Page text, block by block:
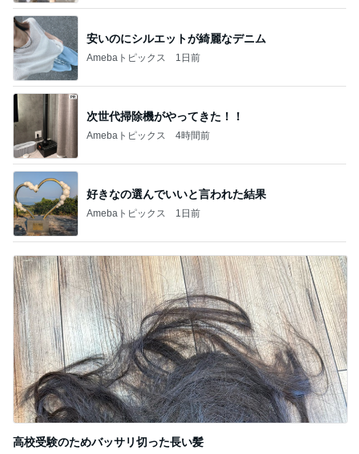
安いのにシルエットが綺麗なデニム
Amebaトピックス 1日前
次世代掃除機がやってきた！！
Amebaトピックス 4時間前
好きなの選んでいいと言われた結果
Amebaトピックス 1日前
高校受験のためバッサリ切った長い髪